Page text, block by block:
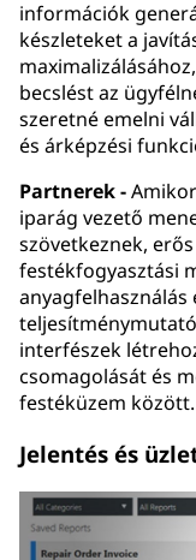
információk
készleteket a
becslést az
szeretné emelni
és árképzési
Partnerek -
iparág vezető
szövetkeznek,
festékfogyasztási
anyagfelhasználás
interfészek
csomagolását és
festéküzem között.
Jelentés és